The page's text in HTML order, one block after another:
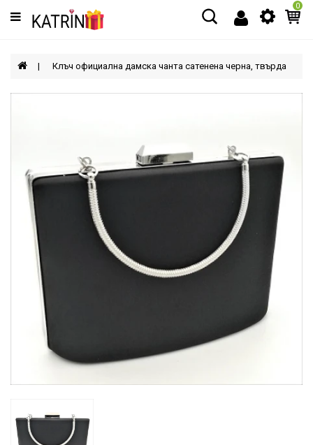
Категории
МЪЖЕ
ЖЕНИ
0
Клъч официална дамска чанта сатенена черна, твърда